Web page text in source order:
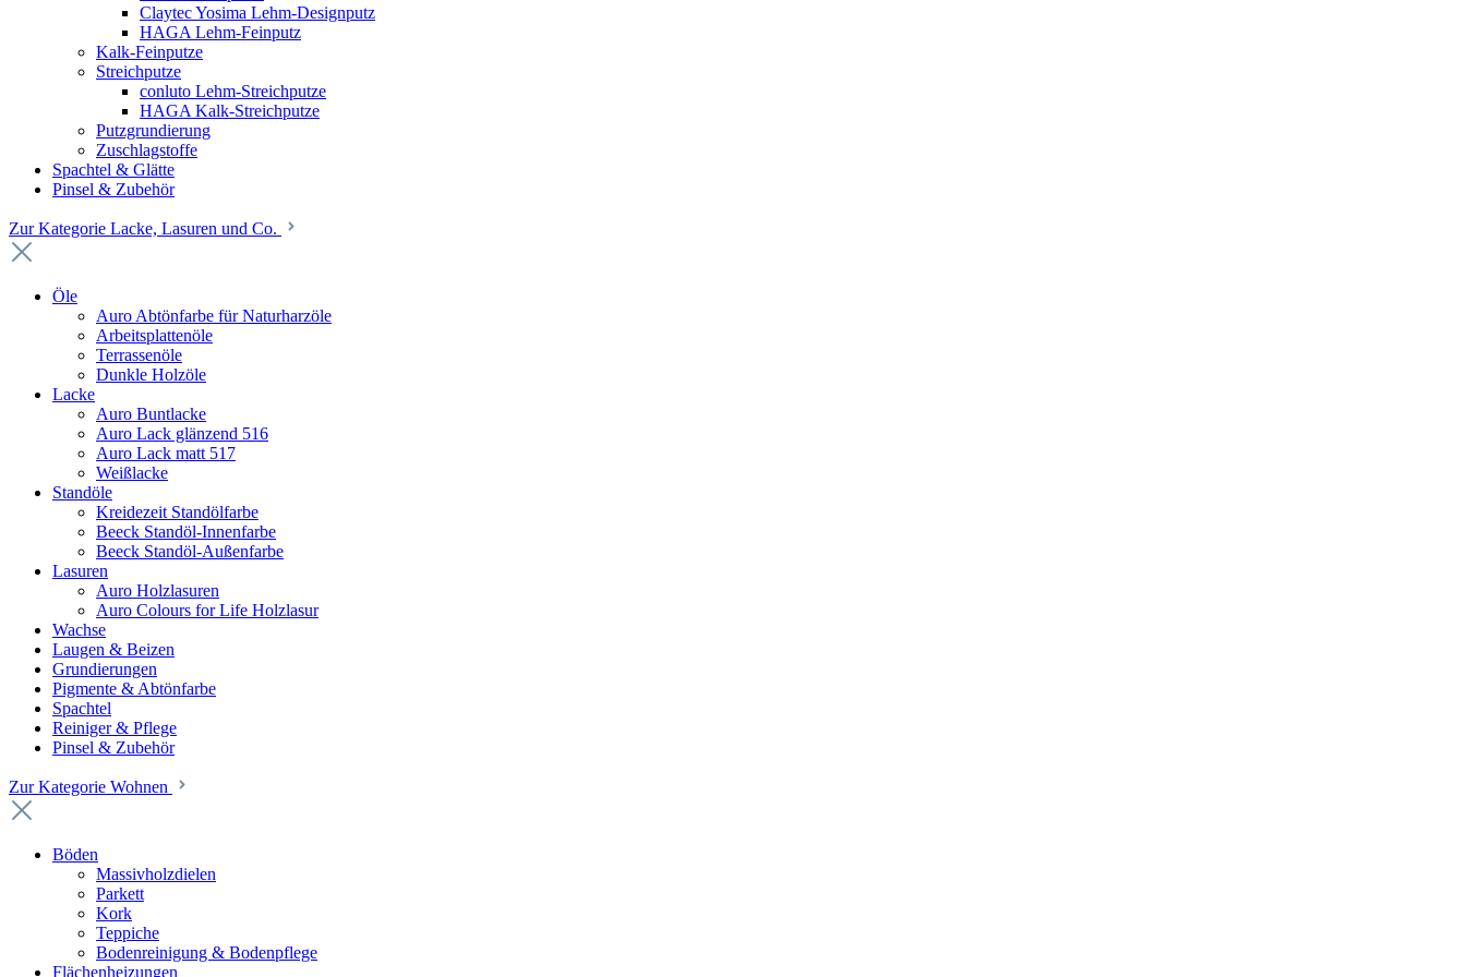
Claytec Yosima Lehm-Designputz
HAGA Lehm-Feinputz
Kalk-Feinputze
Streichputze
conluto Lehm-Streichputze
HAGA Kalk-Streichputze
Putzgrundierung
Zuschlagstoffe
Spachtel & Glätte
Pinsel & Zubehör
Zur Kategorie Lacke, Lasuren und Co.
Öle
Auro Abtönfarbe für Naturharzöle
Arbeitsplattenöle
Terrassenöle
Dunkle Holzöle
Lacke
Auro Buntlacke
Auro Lack glänzend 516
Auro Lack matt 517
Weißlacke
Standöle
Kreidezeit Standölfarbe
Beeck Standöl-Innenfarbe
Beeck Standöl-Außenfarbe
Lasuren
Auro Holzlasuren
Auro Colours for Life Holzlasur
Wachse
Laugen & Beizen
Grundierungen
Pigmente & Abtönfarbe
Spachtel
Reiniger & Pflege
Pinsel & Zubehör
Zur Kategorie Wohnen
Böden
Massivholzdielen
Parkett
Kork
Teppiche
Bodenreinigung & Bodenpflege
Flächenheizungen